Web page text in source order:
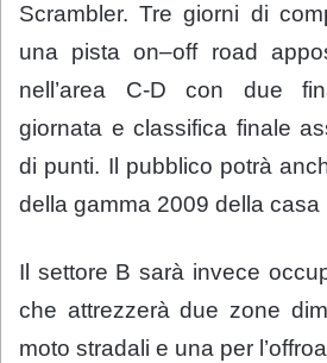
Scrambler. Tre giorni di
una pista on–off road
nell’area C-D con due
giornata e classifica finale
di punti. Il pubblico potrà
della gamma 2009 della casa
Il settore B sarà invece
che attrezzerà due zone
moto stradali e una per